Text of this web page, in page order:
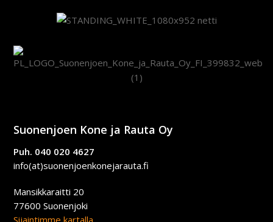
Suonenjoen Kone ja Rauta Oy
Puh. 040 020 4627
info(at)suonenjoenkonejarauta.fi
Mansikkaraitti 20
77600 Suonenjoki
Sijaintimme kartalla